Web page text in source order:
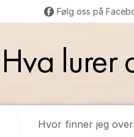
Følg oss på